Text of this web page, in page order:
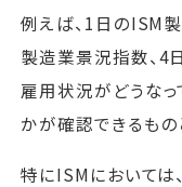
例えば、1日のISM
製造業景況指数、4
雇用状況がどうなっ
かが確認できるもの
特にISMにおいては